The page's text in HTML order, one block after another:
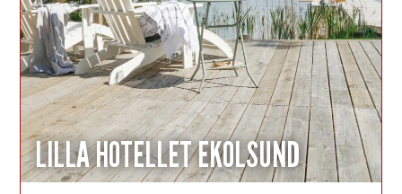
LILLA HOTELLET EKOLSUND